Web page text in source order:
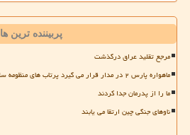
پربیننده ترین ها
مرجع تقلید عراق درگذشت
ماهواره پارس ۲ در مدار قرار می گیرد پرتاب های منظومه سلیمانی در۱۴۰۵
ما را از پدرمان جدا کردند
ناوهای جنگی چین ارتقا می یابند